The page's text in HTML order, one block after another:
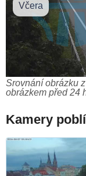
Včera
Srovnání obrázku
obrázkem před 24
Kamery